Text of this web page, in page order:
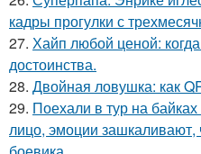
кадры прогулки с
27. Хайп любой ценой:
достоинства.
28. Двойная ловушка: как
29. Поехали в тур на
лицо, эмоции зашкаливают,